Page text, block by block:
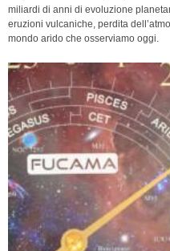
miliardi di anni di evoluzione
eruzioni vulcaniche, perdita
mondo arido che osserviamo oggi.